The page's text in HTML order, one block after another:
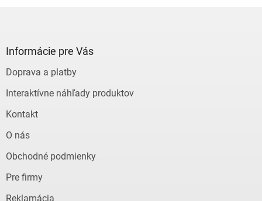
Informácie pre Vás
Doprava a platby
Interaktívne náhľady produktov
Kontakt
O nás
Obchodné podmienky
Pre firmy
Reklamácia